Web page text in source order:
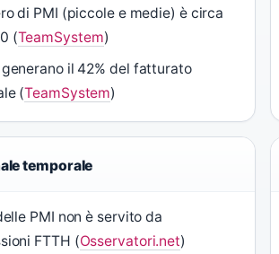
di PMI (piccole e medie) è circa
(TeamSystem)
generano il 42% del fatturato
(TeamSystem)
temporale
PMI non è servito da
FTTH (Osservatori.net)